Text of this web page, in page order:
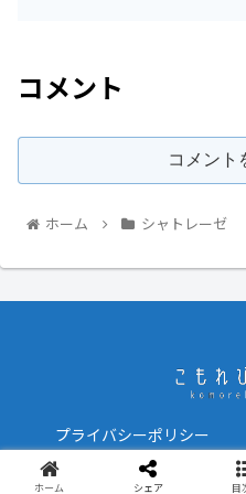
コメント
コメント
ホーム シャトレーゼ
プライバシーポリシー
© 2021 こ
ホーム シェア 目